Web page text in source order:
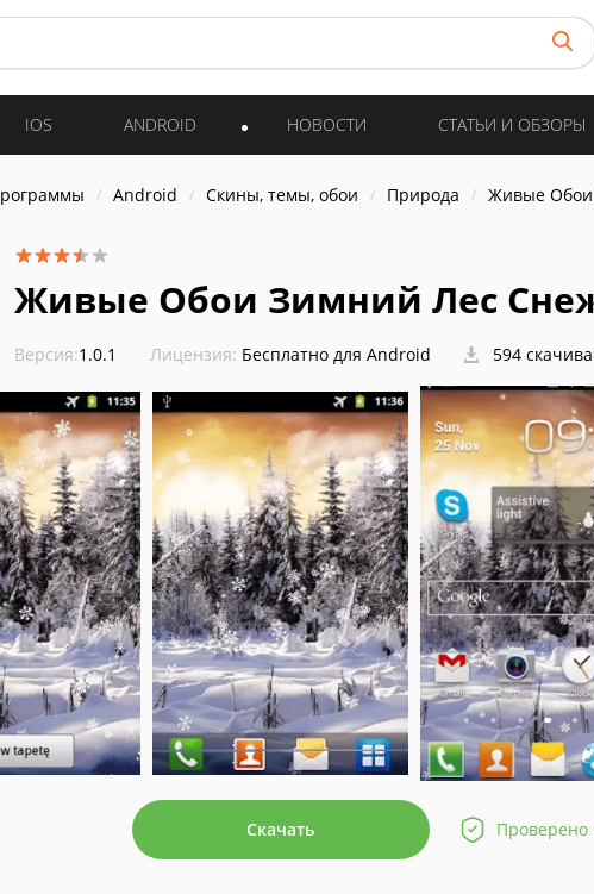
IOS ANDROID НОВОСТИ СТАТЬИ И ОБЗОРЫ
Android Скины, темы, обои Природа Живые
Живые Обои Зимний Лес
Версия:1.0.1 Лицензия: Бесплатно для Android 594
Скачать Проверено